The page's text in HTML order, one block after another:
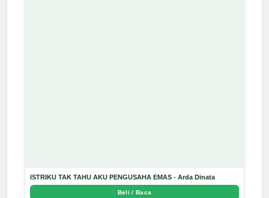
ISTRIKU TAK TAHU AKU PENGUSAHA EMAS - Arda Dinata
Beli / Baca